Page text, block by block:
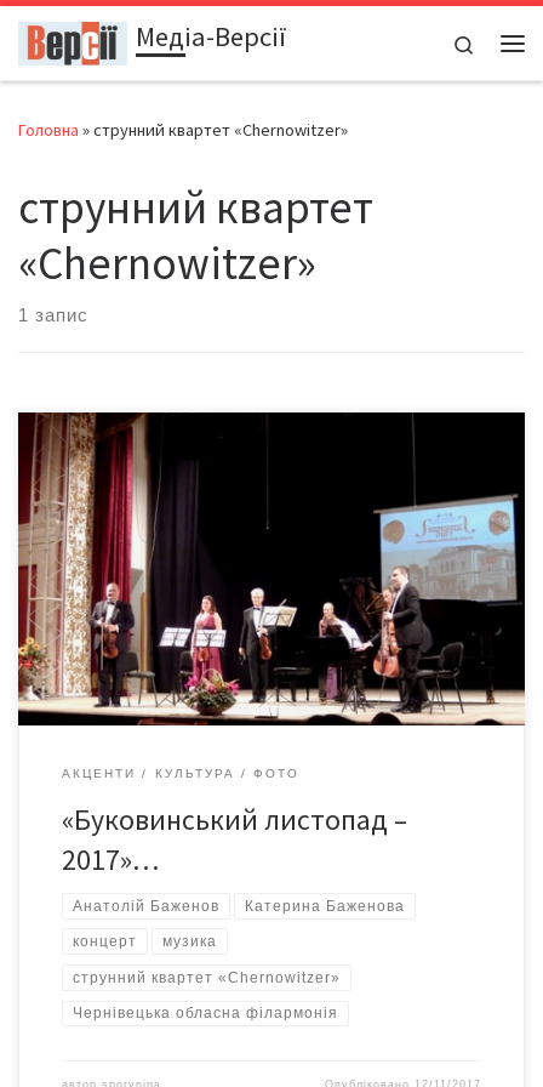
Перейти до вмістуМедіа-Версії
Search
Головна »струнний квартет «Chernowitzer»
струнний квартет
«Chernowitzer»
1 запис
Продовжується фестиваль класичної музики «Буковинський
листопад 2017»… 11 листопада відбувся концерт Народного
артисту України, Лауреата державної премії ім. Т.Шевченка
Анатолія Баженова (скрипка) та Заслуженої артистки України
Катерини Баженової (фортепіано) у залі Чернівецької
обласної філармонії ім. Д.Гнатюка. У концерті взяли участь і
музиканти струнного квартету «Chernowitzer». У програмі
звучали твори Л.Бетховена, […]
АКЦЕНТИ КУЛЬТУРА ФОТО
«Буковинський листопад –
2017»…
Анатолій Баженов Катерина Баженова
концерт музика
струнний квартет «Chernowitzer»
Чернівецька обласна філармонія